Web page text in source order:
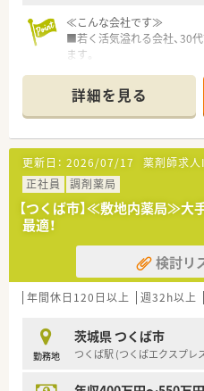
≪こんな会社です≫
■若く活気溢れる会社、30
ます。
（むやみな出店はしていません
■薬局を柱として様々な事業
サポート薬局、飲食店も今後
■茨城以外への出店予定は
■会社のキーワードは【変化
ロちゃんが置いてある古い薬
かりつけ・オンライン調剤
います。変化に柔軟に対応
■薬局の他にも飲食や有料
≪こんな方にお勧めです≫
■麻薬を取り扱うため、無
躍しています！病院経験者
元気なお子様が好きな方、
応に抵抗がない方にお勧めで
詳細を見る
更新日： 2026/07/17 薬剤師求人
正社員
調剤薬局
【つくば市】≪敷地内薬局≫
最適！
検討リ
年間休日120日以上 週32h以上
勤務地
茨城県 つくば市
つくば駅 (つくばエクスプレ